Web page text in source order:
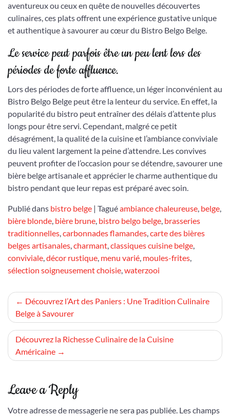
aventureux ou ceux en quête de nouvelles découvertes
culinaires, ces plats offrent une expérience gustative unique
et authentique à savourer au cœur du Bistro Belgo Belge.
Le service peut parfois être un peu lent lors des
périodes de forte affluence.
Lors des périodes de forte affluence, un léger inconvénient au
Bistro Belgo Belge peut être la lenteur du service. En effet, la
popularité du bistro peut entraîner des délais d’attente plus
longs pour être servi. Cependant, malgré ce petit
désagrément, la qualité de la cuisine et l’ambiance conviviale
du lieu valent largement la peine d’attendre. Les convives
peuvent profiter de l’occasion pour se détendre, savourer une
bière belge artisanale et apprécier le charme authentique du
bistro pendant que leur repas est préparé avec soin.
Publié dans bistro belge | Taguéambiance chaleureuse, belge,
bière blonde, bière brune, bistro belgo belge, brasseries
traditionnelles,carbonnades flamandes,carte des bières
belges artisanales,charmant,classiques cuisine belge,
conviviale,décor rustique, menu varié, moules-frites,
sélection soigneusement choisie,waterzooi
Navigation
de
l’article
Découvrez l’Art des Paniers : Une Tradition Culinaire
Belge à Savourer
Découvrez la Richesse Culinaire de la Cuisine
Américaine
Leave a Reply
Votre adresse de messagerie ne sera pas publiée. Les champs